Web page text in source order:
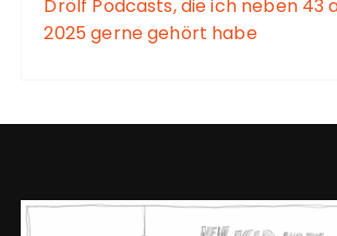
Drölf Podcasts, die ich neben 43
2025 gerne gehört habe